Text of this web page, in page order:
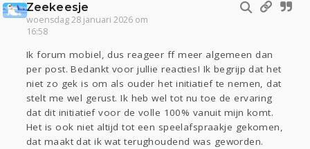
Zeekeesje
woensdag 28 januari 2026 om
16:58
Ik forum mobiel, dus reageer ff meer algemeen dan
per post. Bedankt voor jullie reacties! Ik begrijp dat het
niet zo gek is om als ouder het initiatief te nemen, dat
stelt me wel gerust. Ik heb wel tot nu toe de ervaring
dat dit initiatief voor de volle 100% vanuit mijn komt.
Het is ook niet altijd tot een speelafspraakje gekomen,
dat maakt dat ik wat terughoudend was geworden.